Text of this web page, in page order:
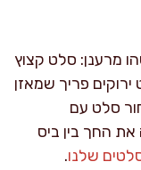
מרענן: סלט קצוץ
ירוקים פריך שמאזן
סלט עם
את החך בין ביס
שלנו.